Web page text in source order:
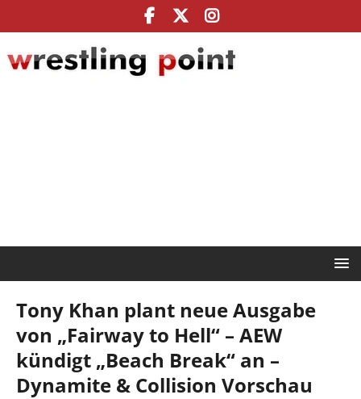
Tony Khan plant neue Ausgabe
von „Fairway to Hell“ – AEW
kündigt „Beach Break“ an –
Dynamite & Collision Vorschau